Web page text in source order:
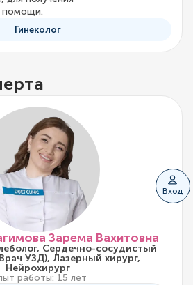
Вход
помощи.
Гинеколог
Зарема Вахитовна
Сердечно-сосудистый
УЗД), Лазерный хирург,
Нейрохирург
работы: 15 лет